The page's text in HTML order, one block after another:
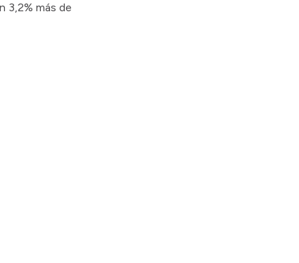
3,2% más de